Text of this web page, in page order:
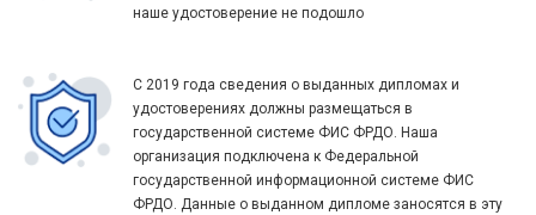
наше удостоверение не подошло
С 2019 года сведения о выданных дипломах и
удостоверениях должны размещаться в
государственной системе ФИС ФРДО. Наша
организация подключена к Федеральной
государственной информационной системе ФИС
ФРДО. Данные о выданном дипломе заносятся в эту